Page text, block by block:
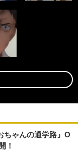
ちゃんの通学路』O
！